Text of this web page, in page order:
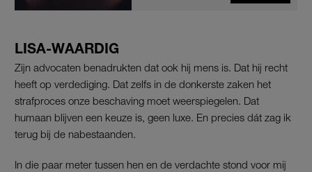
LISA-WAARDIG
Zijn advocaten benadrukten dat ook hij mens is. Dat hij recht
heeft op verdediging. Dat zelfs in de donkerste zaken het
strafproces onze beschaving moet weerspiegelen. Dat
humaan blijven een keuze is, geen luxe. En precies dát zag ik
terug bij de nabestaanden.
In die paar meter tussen hen en de verdachte stond voor mij